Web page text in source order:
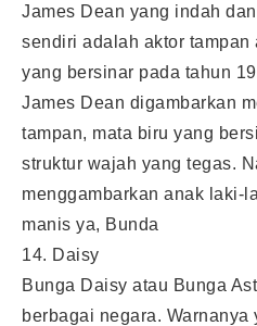
James Dean yang indah
sendiri adalah aktor tampan
yang bersinar pada tahun
James Dean digambarkan
tampan, mata biru yang
struktur wajah yang tegas.
menggambarkan anak laki-
manis ya, Bunda
14. Daisy
Bunga Daisy atau Bunga
berbagai negara.